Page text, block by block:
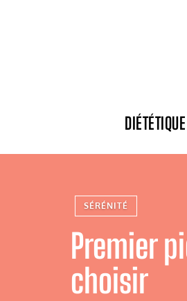
DIÉTÉTIQUE
SÉRÉNITÉ
Premier
choisir